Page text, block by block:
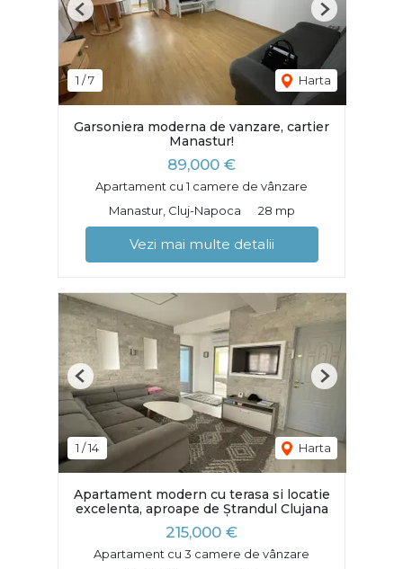
1 /7 Harta
Previous Next
Garsoniera moderna de vanzare, cartier
Manastur!
89,000 €
Apartament cu 1 camere de vânzare
Manastur, Cluj-Napoca
28 mp
Vezi mai multe detalii
1 /14 Harta
Previous Next
Apartament modern cu terasa si locatie
excelenta, aproape de Ștrandul Clujana
215,000 €
Apartament cu 3 camere de vânzare